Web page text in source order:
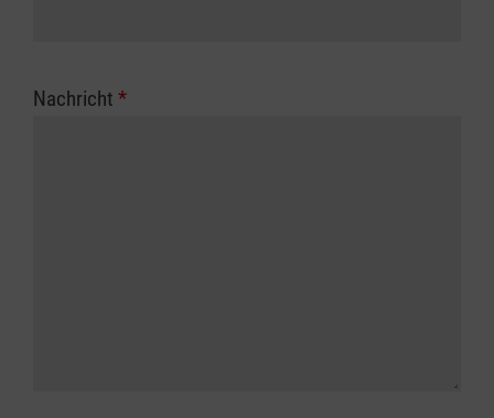
Nachricht *